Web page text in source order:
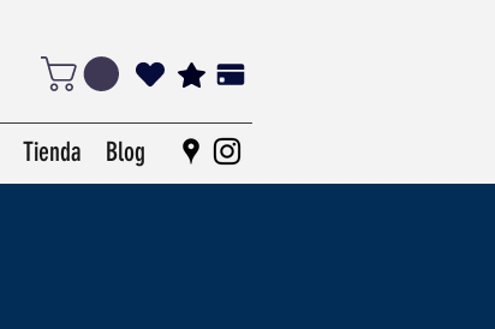
Tienda Blog